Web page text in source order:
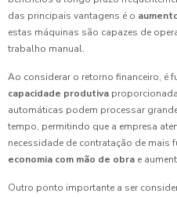
das principais vantagens é o
estas máquinas são capazes de
trabalho manual.
Ao considerar o retorno financeiro, é
capacidade produtiva
automáticas podem processar
tempo, permitindo que a empresa
necessidade de contratação de mais
economia com mão de obra e
Outro ponto importante a ser